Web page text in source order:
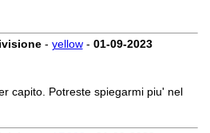
- yellow- 01-09-2023
capito. Potreste spiegarmi piu' nel